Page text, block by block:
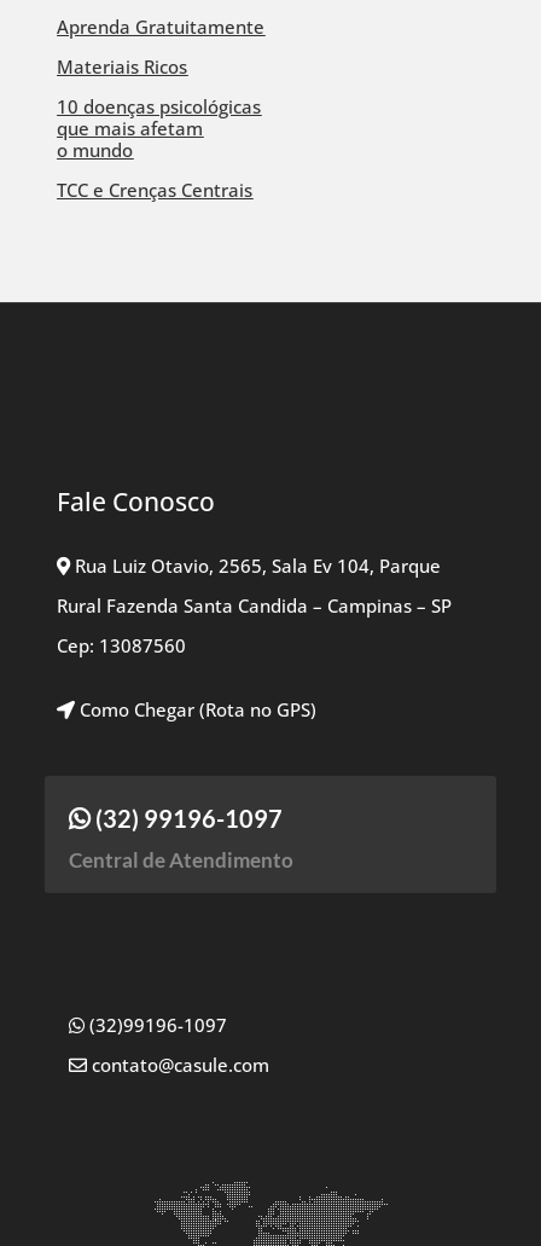
Aprenda Gratuitamente
Materiais Ricos
10 doenças psicológicas
que mais afetam
o mundo
TCC e Crenças Centrais
Fale Conosco
Rua Luiz Otavio, 2565, Sala Ev 104, Parque
Rural Fazenda Santa Candida – Campinas – SP
Cep: 13087560
Como Chegar (Rota no GPS)
(32) 99196-1097
Central de Atendimento
(32)99196-1097
contato@casule.com